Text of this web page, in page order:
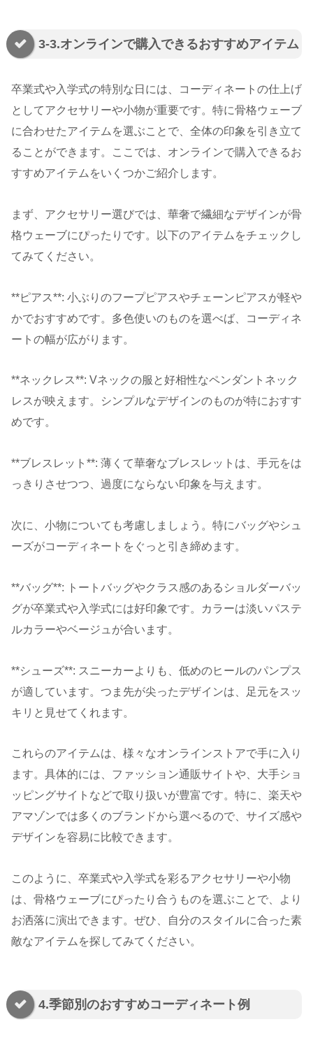
3-3.オンラインで購入できるおすすめアイテム
卒業式や入学式の特別な日には、コーディネートの仕上げ
としてアクセサリーや小物が重要です。特に骨格ウェーブ
に合わせたアイテムを選ぶことで、全体の印象を引き立て
ることができます。ここでは、オンラインで購入できるお
すすめアイテムをいくつかご紹介します。
まず、アクセサリー選びでは、華奢で繊細なデザインが骨
格ウェーブにぴったりです。以下のアイテムをチェックし
てみてください。
**ピアス**: 小ぶりのフープピアスやチェーンピアスが軽や
かでおすすめです。多色使いのものを選べば、コーディネ
ートの幅が広がります。
**ネックレス**: Vネックの服と好相性なペンダントネック
レスが映えます。シンプルなデザインのものが特におすす
めです。
**ブレスレット**: 薄くて華奢なブレスレットは、手元をは
っきりさせつつ、過度にならない印象を与えます。
次に、小物についても考慮しましょう。特にバッグやシュ
ーズがコーディネートをぐっと引き締めます。
**バッグ**: トートバッグやクラス感のあるショルダーバッ
グが卒業式や入学式には好印象です。カラーは淡いパステ
ルカラーやベージュが合います。
**シューズ**: スニーカーよりも、低めのヒールのパンプス
が適しています。つま先が尖ったデザインは、足元をスッ
キリと見せてくれます。
これらのアイテムは、様々なオンラインストアで手に入り
ます。具体的には、ファッション通販サイトや、大手ショ
ッピングサイトなどで取り扱いが豊富です。特に、楽天や
アマゾンでは多くのブランドから選べるので、サイズ感や
デザインを容易に比較できます。
このように、卒業式や入学式を彩るアクセサリーや小物
は、骨格ウェーブにぴったり合うものを選ぶことで、より
お洒落に演出できます。ぜひ、自分のスタイルに合った素
敵なアイテムを探してみてください。
4.季節別のおすすめコーディネート例